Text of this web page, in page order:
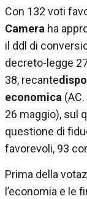
Con 132 voti
Camera ha
il ddl di
decreto-legge
38, recante
economica (AC.
26 maggio), sul
questione di
favorevoli, 93
Prima della
l’economia e le